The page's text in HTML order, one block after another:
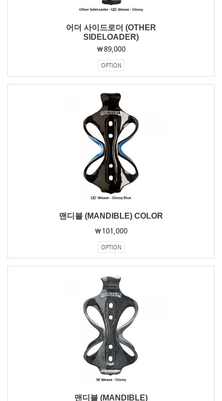
어더 사이드로더 (OTHER
SIDELOADER)
₩89,000
OPTION
맨디블 (MANDIBLE) COLOR
₩101,000
OPTION
맨디블 (MANDIBLE)